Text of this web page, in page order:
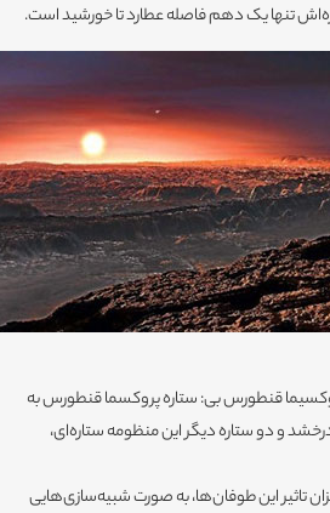
تنها یک دهم فاصله عطارد تا خورشید است.
قنطورس بی: ستاره پروکسما قنطورس به
و دو ستاره دیگر این منظومه ستاره‌ای،
تاثیر این طوفان‌ها، به صورت شبیه‌سازی‌هایی